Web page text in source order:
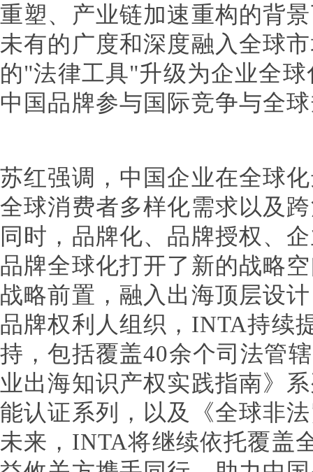
重塑、产业链加速重构的背
未有的广度和深度融入全球
的"法律工具"升级为企业全
中国品牌参与国际竞争与全
苏红强调，中国企业在全球
全球消费者多样化需求以及
同时，品牌化、品牌授权、
品牌全球化打开了新的战略
战略前置，融入出海顶层设
品牌权利人组织，INTA持续
持，包括覆盖40余个司法管
业出海知识产权实践指南》
能认证系列，以及《全球非
未来，INTA将继续依托覆盖